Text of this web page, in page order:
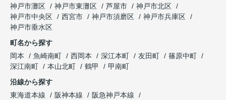
神戸市灘区
神戸市東灘区 芦屋市
神戸市北区
神戸市中央区
西宮市 神戸市須磨区
神戸市兵庫区
神戸市垂水区
町名から探す
岡本
魚崎南町 西岡本 深江本町 友田町
篠原中町
深江南町
本山北町 鶴甲
甲南町
沿線から探す
東海道本線
阪神本線
阪急神戸本線